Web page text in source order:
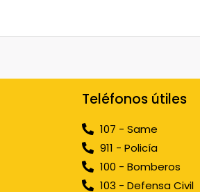
Teléfonos útiles
107 - Same
911 - Policía
100 - Bomberos
103 - Defensa Civil